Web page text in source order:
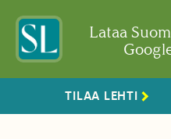
Lataa
TILAA LEHTI